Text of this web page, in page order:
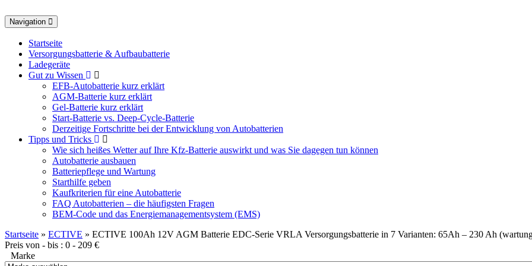
Toggle
navigation
Navigation
Startseite
Versorgungsbatterie & Aufbaubatterie
Ladegeräte
Gut zu Wissen
EFB-Autobatterie kurz erklärt
AGM-Batterie kurz erklärt
Gel-Batterie kurz erklärt
Start-Batterie vs. Deep-Cycle-Batterie
Derzeitige Fortschritte bei der Entwicklung von Autobatterien
Tipps und Tricks
Wie sich heißes Wetter auf Ihre Kfz-Batterie auswirkt und was Sie dagegen tun können
Autobatterie ausbauen
Batteriepflege und Wartung
Starthilfe geben
Kaufkriterien für eine Autobatterie
FAQ Autobatterien – die häufigsten Fragen
BEM-Code und das Energiemanagementsystem (EMS)
Startseite » ECTIVE » ECTIVE 100Ah 12V AGM Batterie EDC-Serie VRLA Versorgungsbatterie in 7 Varianten: 65Ah – 230 Ah
Preis von - bis : 0 - 209 €
Marke